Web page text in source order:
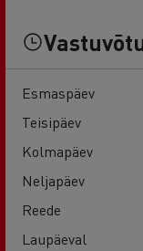
Esmaspäev
Teisipäev
Kolmapäev
Neljapäev
Reede
Laupäeval